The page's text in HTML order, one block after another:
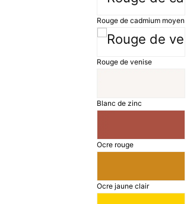
Rouge de cadmium moyen
Rouge de venise
Blanc de zinc
Ocre rouge
Ocre jaune clair